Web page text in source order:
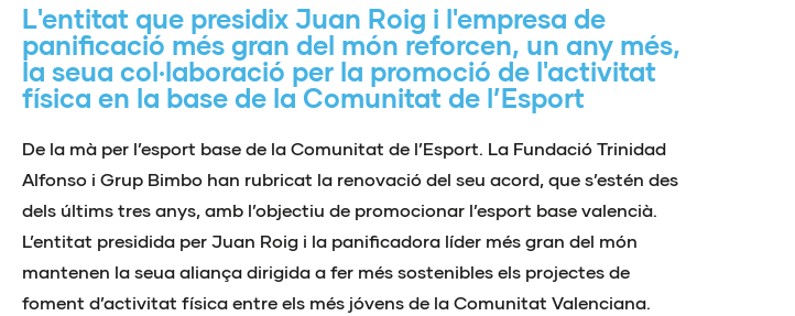
L'entitat que presidix Juan Roig i l'empresa de
panificació més gran del món reforcen, un any més,
la seua col·laboració per la promoció de l'activitat
física en la base de la Comunitat de l’Esport
De la mà per l’esport base de la Comunitat de l’Esport. La Fundació Trinidad
Alfonso i Grup Bimbo han rubricat la renovació del seu acord, que s’estén des
dels últims tres anys, amb l’objectiu de promocionar l’esport base valencià.
L’entitat presidida per Juan Roig i la panificadora líder més gran del món
mantenen la seua aliança dirigida a fer més sostenibles els projectes de
foment d’activitat física entre els més jóvens de la Comunitat Valenciana.